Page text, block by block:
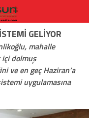
GELIYOR
mahalle
içi dolmuş
ve en geç Haziran’a
uygulamasına